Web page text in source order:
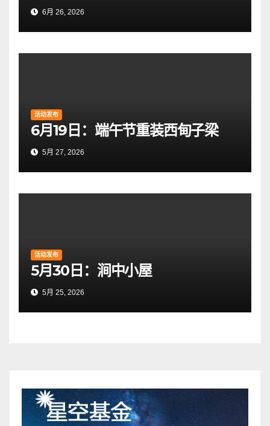
6月 26, 2026
活动发布
6月19日：端午节重装西甸子梁
5月 27, 2026
活动发布
5月30日：涧中小屋
5月 25, 2026